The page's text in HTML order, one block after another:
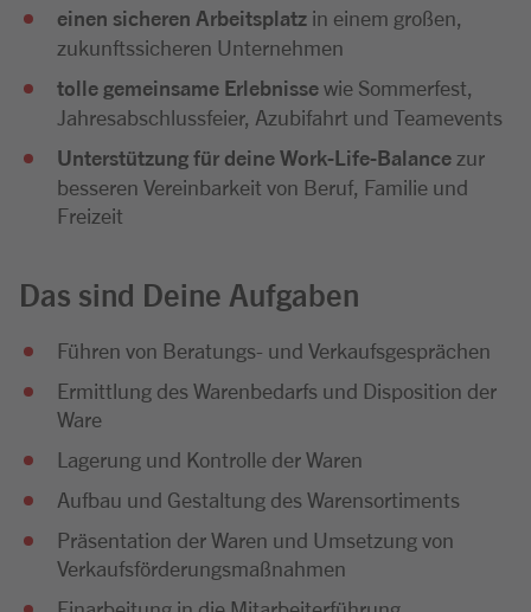
einen sicheren Arbeitsplatz in einem großen,
zukunftssicheren Unternehmen
tolle gemeinsame Erlebnissewie Sommerfest,
Jahresabschlussfeier, Azubifahrt und Teamevents
Unterstützung für deine Work-Life-Balance zur
besseren Vereinbarkeit von Beruf, Familie und
Freizeit
Das sind Deine Aufgaben
Führen von Beratungs- und Verkaufsgesprächen
Ermittlung des Warenbedarfs und Disposition der
Ware
Lagerung und Kontrolle der Waren
Aufbau und Gestaltung des Warensortiments
Präsentation der Waren und Umsetzung von
Verkaufsförderungsmaßnahmen